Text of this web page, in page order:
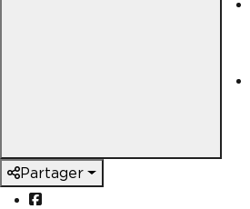
Partager